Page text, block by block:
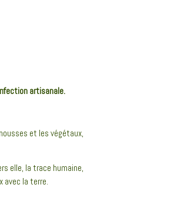
artisanale.
et les végétaux,
elle, la trace humaine,
avec la terre.